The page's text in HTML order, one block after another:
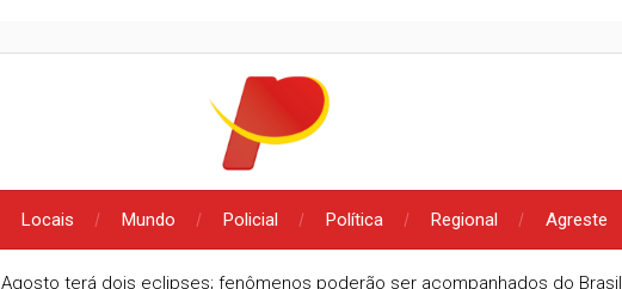
Locais Mundo Policial Política Regional Agreste
Agosto terá dois eclipses; fenômenos poderão ser acompanhados do Brasil